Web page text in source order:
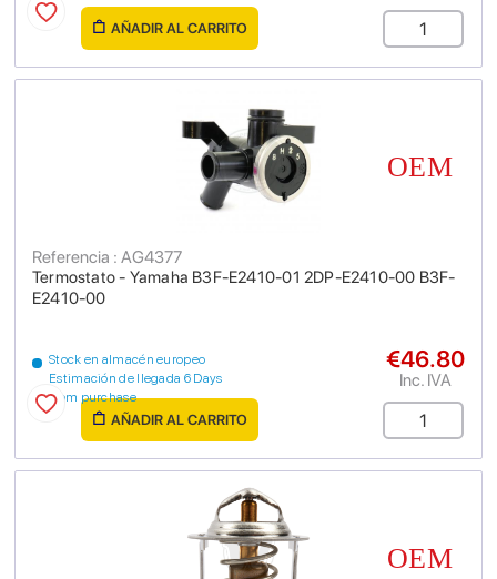
AÑADIR AL CARRITO
Termostato - Yamaha B3F-E2410-01 2DP-E2410-00 B3F-
E2410-00
Referencia : AG4377
Stock en almacén europeo
Estimación de llegada 6 Days
from purchase
€46.80
Inc. IVA
AÑADIR AL CARRITO